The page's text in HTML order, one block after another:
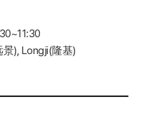
景), Longji(隆基)